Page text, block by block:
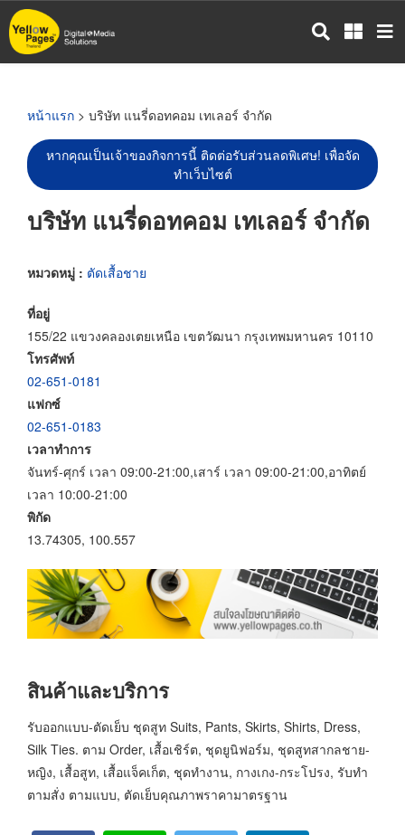
ข้าม
ไป
หน้าแรก > บริษัท แนรี่ดอทคอม เทเลอร์ จำกัด
หากคุณเป็นเจ้าของกิจการนี้ ติดต่อรับส่วนลดพิเศษ! เพื่อจัด
ทำเว็บไซต์
บริษัท แนรี่ดอทคอม เทเลอร์ จำกัด
หมวดหมู่ : ตัดเสื้อชาย
ที่อยู่
155/22 แขวงคลองเตยเหนือ เขตวัฒนา กรุงเทพมหานคร 10110
โทรศัพท์
02-651-0181
แฟกซ์
02-651-0183
เวลาทำการ
จันทร์-ศุกร์ เวลา 09:00-21:00,เสาร์ เวลา 09:00-21:00,อาทิตย์
เวลา 10:00-21:00
พิกัด
13.74305, 100.557
สินค้าและบริการ
รับออกแบบ-ตัดเย็บ ชุดสูท Suits, Pants, Skirts, Shirts, Dress,
Silk Ties. ตาม Order, เสื้อเชิร์ต, ชุดยูนิฟอร์ม, ชุดสูทสากลชาย-
หญิง, เสื้อสูท, เสื้อแจ็คเก็ต, ชุดทำงาน, กางเกง-กระโปรง, รับทำ
ตามสั่ง ตามแบบ, ตัดเย็บคุณภาพราคามาตรฐาน